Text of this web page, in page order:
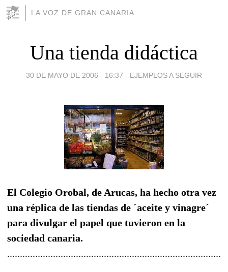
LA VOZ DE GRAN CANARIA
Una tienda didáctica
30 DE MAYO DE 2006 - 16:37 - EJEMPLOS A SEGUIR
El Colegio Orobal, de Arucas, ha hecho otra vez
una réplica de las tiendas de ´aceite y vinagre´
para divulgar el papel que tuvieron en la
sociedad canaria.